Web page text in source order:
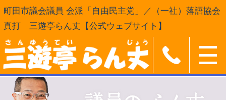
町田市議会議員 会派「自由民主党」／（一社）落語協会
真打 三遊亭らん丈【公式ウェブサイト】